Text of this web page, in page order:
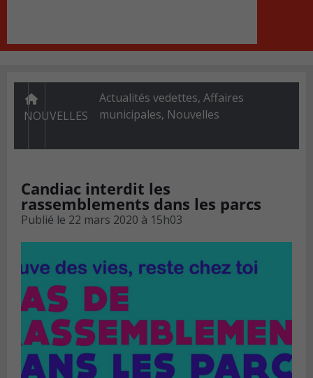
NOUVELLES
Actualités vedettes, Affaires
municipales, Nouvelles
Candiac interdit les
rassemblements dans les parcs
Publié le 22 mars 2020 à 15h03